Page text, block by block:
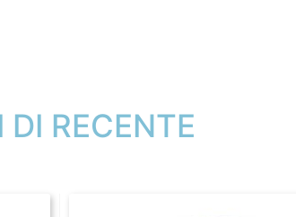
DI RECENTE